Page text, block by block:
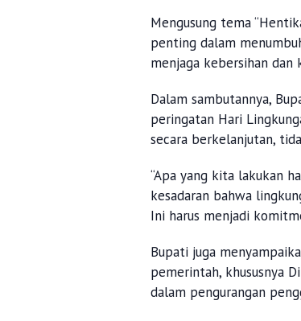
Mengusung tema
penting dalam
menjaga kebersihan dan
Dalam sambutannya,
peringatan Hari
secara berkelanjutan,
“Apa yang kita lakukan
kesadaran bahwa
Ini harus menjadi
Bupati juga
pemerintah, khususnya
dalam pengurangan